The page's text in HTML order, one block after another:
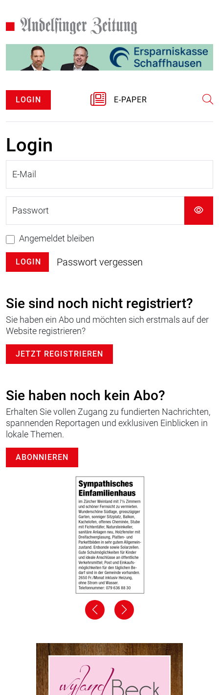
LOGIN E-PAPER
Login
E-Mail
Passwort
Angemeldet bleiben
LOGIN Passwort vergessen
Sie sind noch nicht registriert?
Sie haben ein Abo und möchten sich erstmals auf der
Website registrieren?
JETZT REGISTRIEREN
Sie haben noch kein Abo?
Erhalten Sie vollen Zugang zu fundierten Nachrichten,
spannenden Reportagen und exklusiven Einblicken in
lokale Themen.
ABONNIEREN